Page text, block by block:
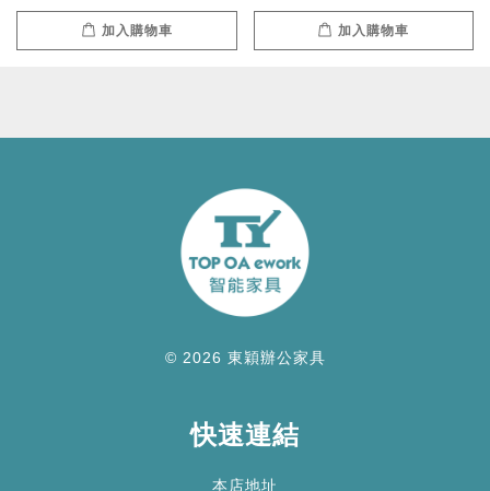
加入購物車 加入購物車
© 2026 東穎辦公家具
快速連結
本店地址